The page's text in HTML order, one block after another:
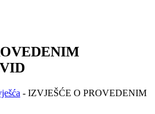
- IZVJEŠĆE O PROVEDENIM